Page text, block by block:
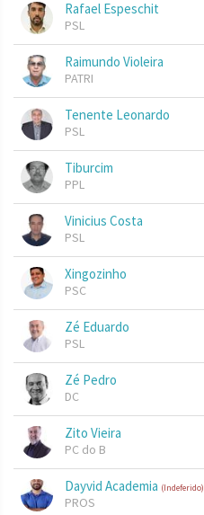
Rafael Espeschit
PSL
Raimundo Violeira
PATRI
Tenente Leonardo
PSL
Tiburcim
PPL
Vinicius Costa
PSL
Xingozinho
PSC
Zé Eduardo
PSL
Zé Pedro
DC
Zito Vieira
PC do B
Dayvid Academia (Indeferido)
PROS